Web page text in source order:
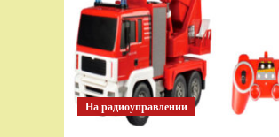
На радиоуправлении